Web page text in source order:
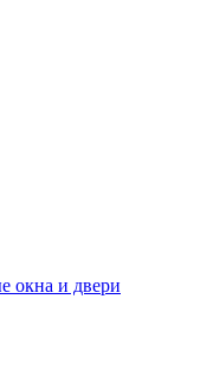
окна и двери